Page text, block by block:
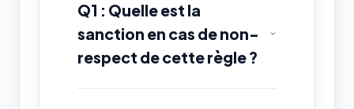
Q1 : Quelle est la
sanction en cas de non-
respect de cette règle ?